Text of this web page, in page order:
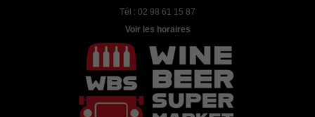
Tél : 02 98 61 15 87
Voir les horaires